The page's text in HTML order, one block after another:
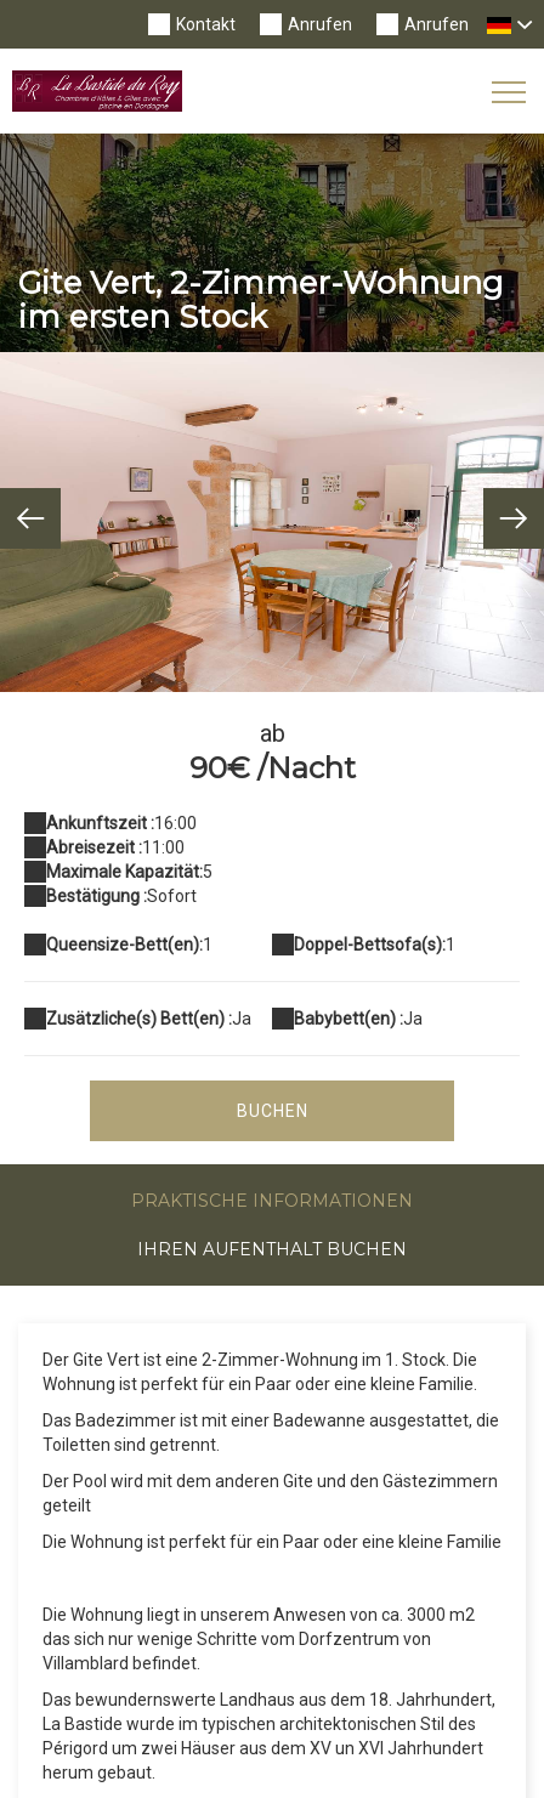
Anrufen
Anrufen
Kontakt
Gite Vert, 2-Zimmer-Wohnung
im ersten Stock
DSC02414
ab
90€ /Nacht
Ankunftszeit :16:00
Abreisezeit :11:00
Maximale Kapazität:5
Bestätigung :Sofort
Queensize-Bett(en):1 Doppel-Bettsofa(s):1
Zusätzliche(s) Bett(en) :Ja Babybett(en) :Ja
BUCHEN
PRAKTISCHE INFORMATIONEN
IHREN AUFENTHALT BUCHEN
Der Gite Vert ist eine 2-Zimmer-Wohnung im 1. Stock. Die
Wohnung ist perfekt für ein Paar oder eine kleine Familie.
Das Badezimmer ist mit einer Badewanne ausgestattet, die
Toiletten sind getrennt.
Der Pool wird mit dem anderen Gite und den Gästezimmern
geteilt
Die Wohnung ist perfekt für ein Paar oder eine kleine Familie
Die Wohnung liegt in unserem Anwesen von ca. 3000 m2
das sich nur wenige Schritte vom Dorfzentrum von
Villamblard befindet.
Das bewundernswerte Landhaus aus dem 18. Jahrhundert,
La Bastide wurde im typischen architektonischen Stil des
Périgord um zwei Häuser aus dem XV un XVI Jahrhundert
herum gebaut.